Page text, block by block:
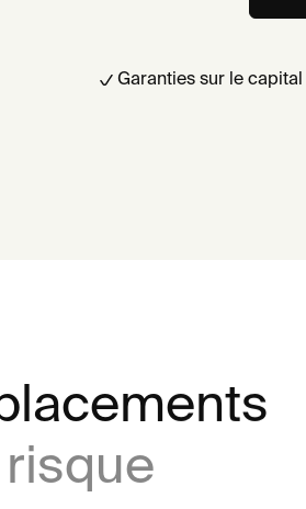
Garanties sur le